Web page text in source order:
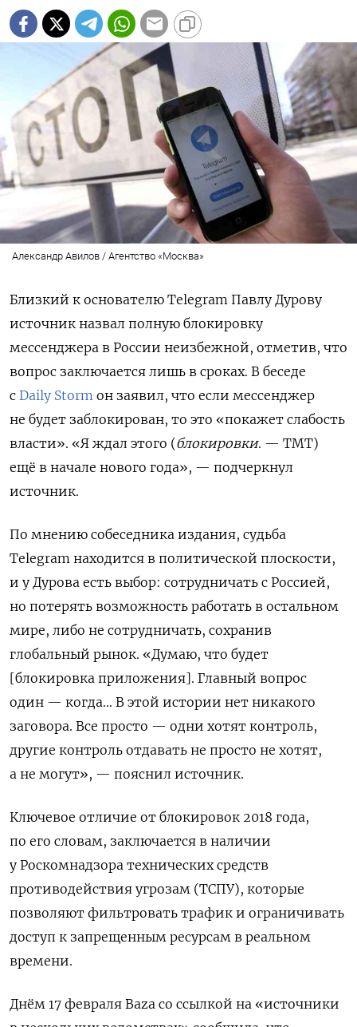
Александр Авилов / Агентство «Москва»
Близкий к основателю Telegram Павлу Дурову
источник назвал полную блокировку
мессенджера в России неизбежной, отметив, что
вопрос заключается лишь в сроках. В беседе
с Daily Storm он заявил, что если мессенджер
не будет заблокирован, то это «покажет слабость
власти». «Я ждал этого (блокировки. — ТМТ)
ещё в начале нового года», — подчеркнул
источник.
По мнению собеседника издания, судьба
Telegram находится в политической плоскости,
и у Дурова есть выбор: сотрудничать с Россией,
но потерять возможность работать в остальном
мире, либо не сотрудничать, сохранив
глобальный рынок. «Думаю, что будет
[блокировка приложения]. Главный вопрос
один — когда… В этой истории нет никакого
заговора. Все просто — одни хотят контроль,
другие контроль отдавать не просто не хотят,
а не могут», — пояснил источник.
Ключевое отличие от блокировок 2018 года,
по его словам, заключается в наличии
у Роскомнадзора технических средств
противодействия угрозам (ТСПУ), которые
позволяют фильтровать трафик и ограничивать
доступ к запрещенным ресурсам в реальном
времени.
Днём 17 февраля Baza со ссылкой на «источники